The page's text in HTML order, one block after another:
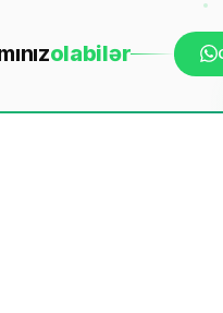
olabilər